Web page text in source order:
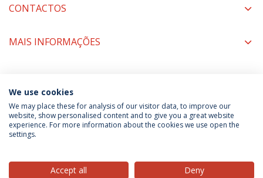
CONTACTOS
MAIS INFORMAÇÕES
COORDENAÇÃO
Política de Privacidade
Termos & Condições
We use cookies
We may place these for analysis of our visitor data, to improve our
website, show personalised content and to give you a great website
experience. For more information about the cookies we use open the
settings.
Accept all Deny